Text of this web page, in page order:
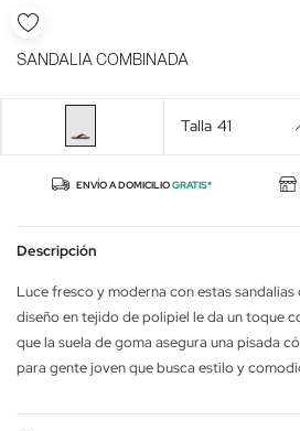
SANDALIA COMBINADA
Talla 41
ENVÍO A DOMICILIOGRATIS*
Descripción
Luce fresco y moderna con estas
diseño en tejido de polipiel le da un toque
que la suela de goma asegura una pisada
para gente joven que busca estilo y